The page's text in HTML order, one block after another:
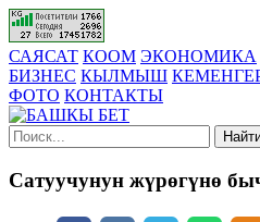
САЯСАТ КООМ ЭКОНОМИКА
БИЗНЕС КЫЛМЫШ
ФОТО КОНТАКТЫ
Сатуучунун жүрөгүнө